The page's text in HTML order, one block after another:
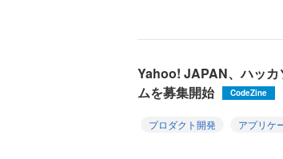
Yahoo! JAPAN、ハッ
ムを募集開始
CodeZine
プロダクト開発 アプリケ